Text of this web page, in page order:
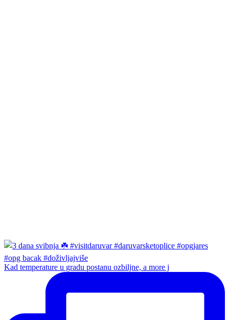
Kad temperature u gradu postanu ozbiljne, a more j